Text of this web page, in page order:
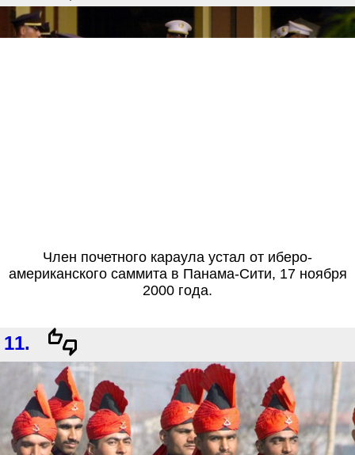
Член почетного караула устал от иберо-
американского саммита в Панама-Сити, 17 ноября
2000 года.
11.